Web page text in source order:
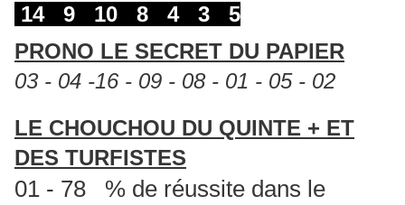
14 9 10 8 4 3 5
PRONO LE SECRET DU PAPIER
03 - 04 -16 - 09 - 08 - 01 - 05 - 02
LE CHOUCHOU DU QUINTE + ET
DES TURFISTES
01 - 78 % de réussite dans le